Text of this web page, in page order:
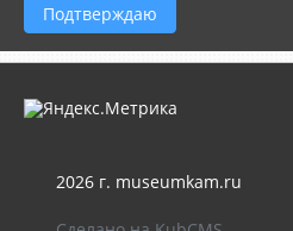
2026 г. museumkam.ru
Подтверждаю